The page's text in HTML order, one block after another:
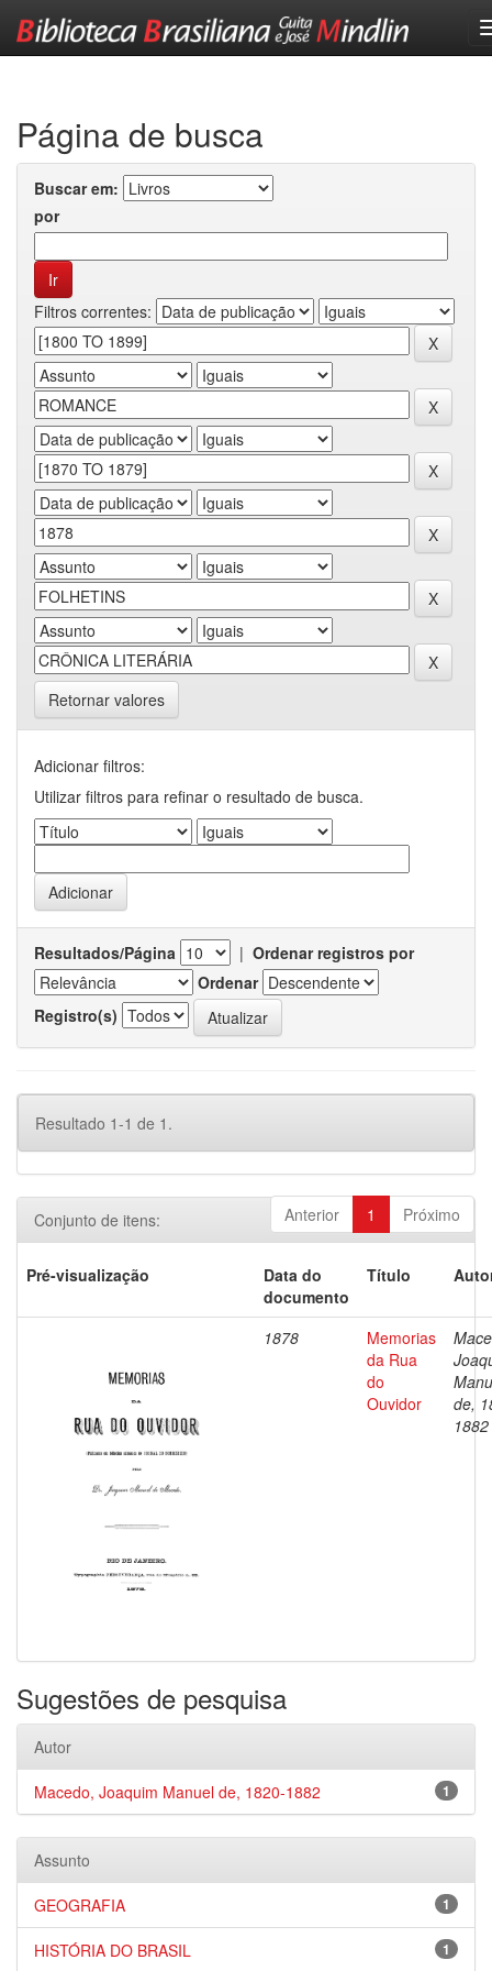
Página de busca
Buscar em:
por
Filtros correntes:
Retornar valores
Adicionar filtros:
Utilizar filtros para refinar o resultado de busca.
Resultados/Página | Ordenar registros por
Ordenar
Registro(s)
Resultado 1-1 de 1.
Anterior 1 Próximo
Conjunto de itens:
Pré-visualização
Data do
documento
Título
1878
Memorias
da Rua
do
Ouvidor
de,
1882
Sugestões de pesquisa
Autor
1
Macedo, Joaquim Manuel de, 1820-1882
Assunto
1
GEOGRAFIA
1
HISTÓRIA DO BRASIL